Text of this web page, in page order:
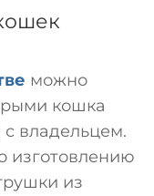
можно
кошка
владельцем.
изготовлению
из